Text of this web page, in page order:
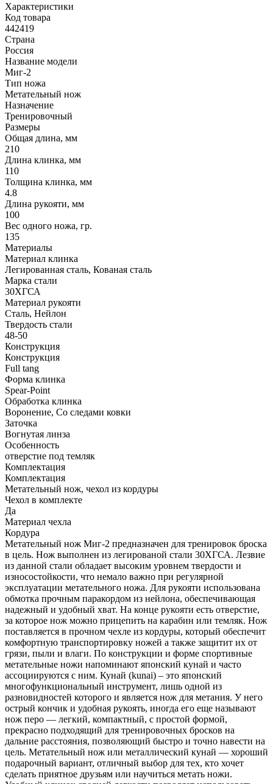
Характеристики
Код товара
442419
Страна
Россия
Название модели
Миг-2
Тип ножа
Метательный нож
Назначение
Тренировочный
Размеры
Общая длина, мм
210
Длина клинка, мм
110
Толщина клинка, мм
4.8
Длина рукояти, мм
100
Вес одного ножа, гр.
135
Материалы
Материал клинка
Легированная сталь, Кованая сталь
Марка стали
30ХГСА
Материал рукояти
Сталь, Нейлон
Твердость стали
48-50
Конструкция
Конструкция
Full tang
Форма клинка
Spear-Point
Обработка клинка
Воронение, Со следами ковки
Заточка
Вогнутая линза
Особенность
отверстие под темляк
Комплектация
Комплектация
Метательный нож, чехол из кордуры
Чехол в комплекте
Да
Материал чехла
Кордура
Метательный нож Миг-2 предназначен для тренировок броска
в цель. Нож выполнен из легированой стали 30ХГСА. Лезвие
из данной стали обладает высоким уровнем твердости и
износостойкости, что немало важно при регулярной
эксплуатации метательного ножа. Для рукояти использована
обмотка прочным паракордом из нейлона, обеспечивающая
надежный и удобный хват. На конце рукояти есть отверстие,
за которое нож можно прицепить на карабин или темляк. Нож
поставляется в прочном чехле из кордуры, который обеспечит
комфортную транспортировку ножей а также защитит их от
грязи, пыли и влаги. По конструкции и форме спортивные
метательные ножи напоминают японский кунай и часто
ассоциируются с ним. Кунай (kunai) – это японский
многофункциональный инструмент, лишь одной из
разновидностей которого и является нож для метания. У него
острый кончик и удобная рукоять, иногда его еще называют
нож перо — легкий, компактный, с простой формой,
прекрасно подходящий для тренировочных бросков на
дальние расстояния, позволяющий быстро и точно навести на
цель. Метательный нож или металлический кунай — хороший
подарочный вариант, отличный выбор для тех, кто хочет
сделать приятное друзьям или научиться метать ножи.